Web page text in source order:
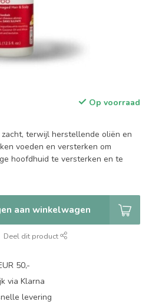
Op voorraad
terwijl herstellende oliën en
voeden en versterken om
hoofdhuid te versterken en te
aan winkelwagen
Deel dit product
50,-
via Klarna
levering